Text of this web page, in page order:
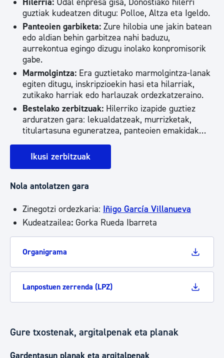
guztiak kudeatzen ditugu: Polloe, Altza eta Igeldo.
Panteoien garbiketa: Zure hilobia une jakin batean
edo aldian behin garbitzea nahi baduzu,
aurrekontua egingo dizugu inolako konpromisorik
gabe.
Marmolgintza: Era guztietako marmolgintza-lanak
egiten ditugu, inskripzioekin hasi eta hilarriak,
zutikako harriak edo harlauzak ordezkatzeraino.
Bestelako zerbitzuak: Hilerriko izapide guztiez
arduratzen gara: lekualdatzeak, murrizketak,
titulartasuna eguneratzea, panteoien emakidak…
Ikusi zerbitzuak
Nola antolatzen gara
Zinegotzi ordezkaria: Iñigo García Villanueva
Kudeatzailea: Gorka Rueda Ibarreta
Organigrama
Lanpostuen zerrenda (LPZ)
Gure txostenak, argitalpenak eta planak